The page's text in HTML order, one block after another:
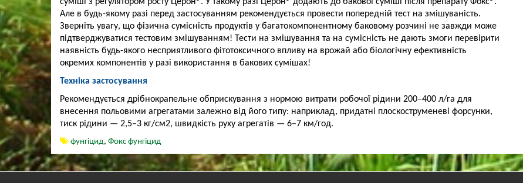
Але в будь-якому разі перед застосуванням рекомендується провести попередній тест на змішуваність.
Зверніть увагу, що фізична сумісність продуктів у багатокомпонентному баковому розчині не завжди може
підтверджуватися тестовим змішуванням! Тести на змішування та на сумісність не дають змоги перевірити
наявність будь-якого несприятливого фітотоксичного впливу на врожай або біологічну ефективність
окремих компонентів у разі використання в бакових сумішах!
Техніка застосування
Рекомендується дрібнокрапельне обприскування з нормою витрати робочої рідини 200–400 л/га для
внесення польовими агрегатами залежно від його типу: наприклад, придатні плоскоструменеві форсунки,
тиск рідини — 2,5–3 кг/см2, швидкість руху агрегатів — 6–7 км/год.
фунгіцид, Фокс фунгіцид